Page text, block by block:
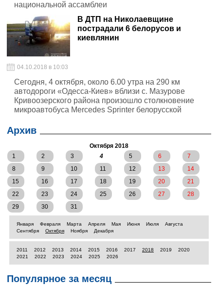
национальной ассамблеи
В ДТП на Николаевщине
пострадали 6 белорусов и
киевлянин
04.10.2018 в 10:03
Сегодня, 4 октября, около 6.00 утра на 290 км
автодороги «Одесса-Киев» вблизи с. Мазурове
Кривоозерского района произошло столкновение
микроавтобуса Mercedes Sprinter белорусской
который двигался впереди в попутном направлении
Архив
Октября 2018
1
2 3 4 5 6
7
8
9 10 11 12 13
14
15
16 17 18 19 20
21
22
23 24 25 26 27
28
29
30 31
Января Февраля Марта Апреля Мая Июня Июля
Августа
Сентября
Октября Ноября Декабря
2011 2012 2013 2014 2015 2016 2017 2018 2019
2020
2021
2022 2023 2024 2025 2026
Популярное за месяц